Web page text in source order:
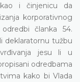
i činjenicu da
korporativnog
članka 54.
deklaratornu tužbu
jesu li u
odredbama
kako bi Vlada